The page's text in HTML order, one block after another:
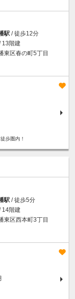
駅 / 徒歩12分
13階建
東区春の町5丁目
歩圏内！
駅 / 徒歩5分
14階建
東区西本町3丁目